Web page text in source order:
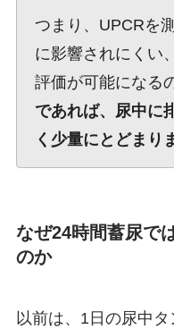
つまり、UPCRを
に影響されにくい
評価が可能になる
であれば、尿中に
く少量にとどまり
なぜ24時間蓄尿で
のか
以前は、1日の尿中